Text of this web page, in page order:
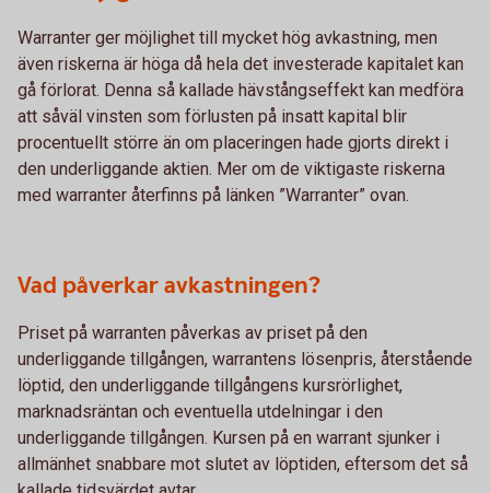
Warranter ger möjlighet till mycket hög avkastning, men
även riskerna är höga då hela det investerade kapitalet kan
gå förlorat. Denna så kallade hävstångseffekt kan medföra
att såväl vinsten som förlusten på insatt kapital blir
procentuellt större än om placeringen hade gjorts direkt i
den underliggande aktien. Mer om de viktigaste riskerna
med warranter återfinns på länken ”Warranter” ovan.
Vad påverkar avkastningen?
Priset på warranten påverkas av priset på den
underliggande tillgången, warrantens lösenpris, återstående
löptid, den underliggande tillgångens kursrörlighet,
marknadsräntan och eventuella utdelningar i den
underliggande tillgången. Kursen på en warrant sjunker i
allmänhet snabbare mot slutet av löptiden, eftersom det så